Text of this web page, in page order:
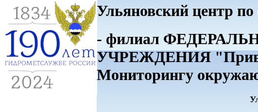
Ульяновский центр
- филиал
УЧРЕЖДЕНИЯ
Мониторингу